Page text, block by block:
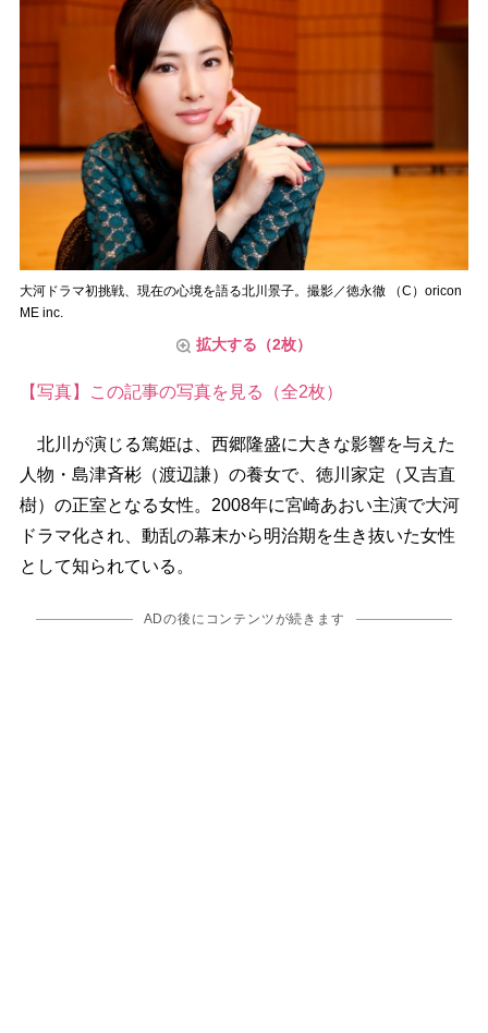
大河ドラマ初挑戦、現在の心境を語る北川景子。撮影／徳永徹 （C）oricon
ME inc.
拡大する（2枚）
【写真】この記事の写真を見る（全2枚）
北川が演じる篤姫は、西郷隆盛に大きな影響を与えた
人物・島津斉彬（渡辺謙）の養女で、徳川家定（又吉直
樹）の正室となる女性。2008年に宮崎あおい主演で大河
ドラマ化され、動乱の幕末から明治期を生き抜いた女性
として知られている。
ADの後にコンテンツが続きます